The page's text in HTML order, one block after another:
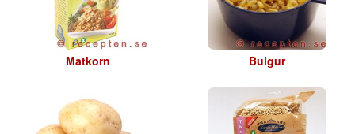
Matkorn Bulgur